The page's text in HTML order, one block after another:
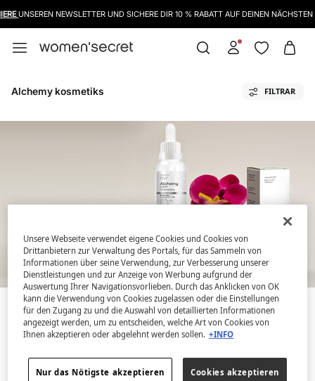
UNSEREN NEWSLETTER UND SICHERE DIR 10 % RABATT AUF DEINEN NÄCHSTEN
Alchemy kosmetiks FILTRAR
Momentan befinden sich keine Waren für die
ausgewählte Kategorie im Lager.
Aber sei unbesorgt, wir haben viele Artikel, die du
Entdecke die Kosmetik-Kollektion der Marke Alchemy im Online-Shop von
Unsere Webseite verwendet eigene Cookies und Cookies von
Drittanbietern zur Verwaltung des Portals, für das Sammeln von
Informationen über seine Verwendung, zur Verbesserung unserer
Dienstleistungen und zur Anzeige von Werbung aufgrund der
Auswertung Ihrer Navigationsvorlieben. Durch das Anklicken von OK
kann die Verwendung von Cookies zugelassen oder die Einstellungen
für den Zugang zu und die Auswahl von detaillierten Informationen
angezeigt werden, um zu entscheiden, welche Art von Cookies von
Ihnen akzeptieren oder abgelehnt werden sollen. +INFO
Nur das Nötigste akzeptieren Cookies akzeptieren